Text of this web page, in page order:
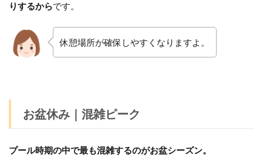
りするからです。
休憩場所が確保しやすくなりますよ。
お盆休み｜混雑ピーク
プール時期の中で最も混雑するのがお盆シーズン。